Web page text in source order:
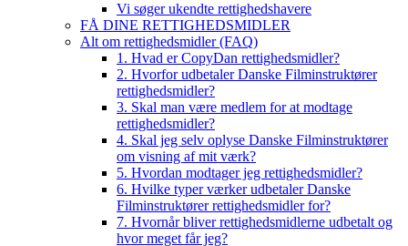
Vi søger ukendte rettighedshavere
FÅ DINE RETTIGHEDSMIDLER
Alt om rettighedsmidler (FAQ)
1. Hvad er CopyDan rettighedsmidler?
2. Hvorfor udbetaler Danske Filminstruktører
rettighedsmidler?
3. Skal man være medlem for at modtage
rettighedsmidler?
4. Skal jeg selv oplyse Danske Filminstruktører
om visning af mit værk?
5. Hvordan modtager jeg rettighedsmidler?
6. Hvilke typer værker udbetaler Danske
Filminstruktører rettighedsmidler for?
7. Hvornår bliver rettighedsmidlerne udbetalt og
hvor meget får jeg?